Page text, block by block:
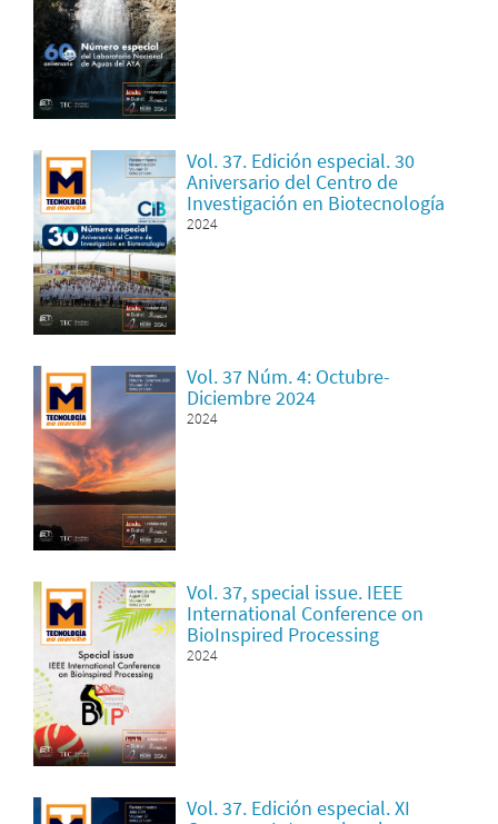
Vol. 37. Edición especial. 30
Aniversario del Centro de
Investigación en Biotecnología
2024
Vol. 37 Núm. 4: Octubre-
Diciembre 2024
2024
Vol. 37, special issue. IEEE
International Conference on
BioInspired Processing
2024
Vol. 37. Edición especial. XI